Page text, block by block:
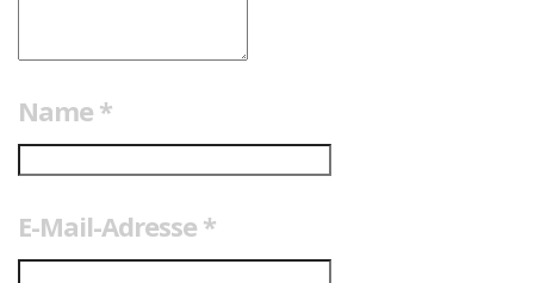
Name *
E-Mail-Adresse *